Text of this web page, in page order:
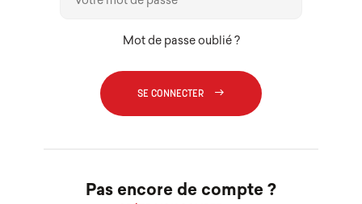
Mot de passe oublié ?
SE CONNECTER east
Pas encore de compte ?